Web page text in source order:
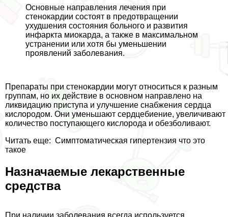
Основные направления лечения при
стенокардии состоят в предотвращении
ухудшения состояния больного и развития
инфаркта миокарда, а также в максимальном
устранении или хотя бы уменьшении
проявлений заболевания.
Препараты при стенокардии могут относиться к разным
группам, но их действие в основном направлено на
ликвидацию приступа и улучшение снабжения сердца
кислородом. Они уменьшают сердцебиение, увеличивают
количество поступающего кислорода и обезболивают.
Читать еще: Симптоматическая гипертензия что это
такое
Назначаемые лекарственные
средства